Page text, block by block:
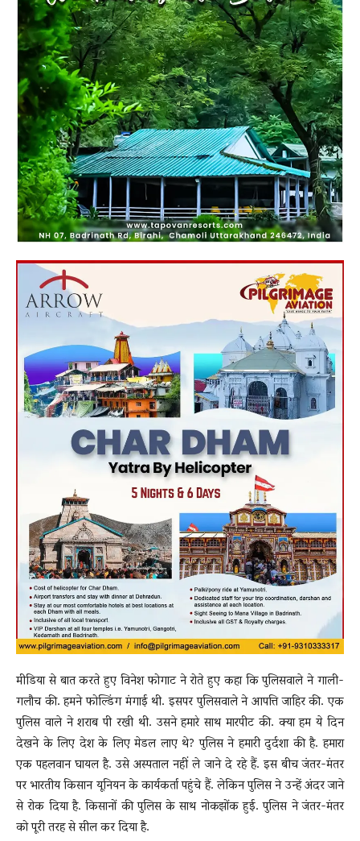
मीडिया से बात करते हुए विनेश फोगाट ने रोते हुए कहा कि पुलिसवाले ने गाली-
गलौच की. हमने फोल्डिंग मंगाई थी. इसपर पुलिसवाले ने आपत्ति जाहिर की. एक
पुलिस वाले ने शराब पी रखी थी. उसने हमारे साथ मारपीट की. क्या हम ये दिन
देखने के लिए देश के लिए मेडल लाए थे? पुलिस ने हमारी दुर्दशा की है. हमारा
एक पहलवान घायल है. उसे अस्पताल नहीं ले जाने दे रहे हैं. इस बीच जंतर-मंतर
पर भारतीय किसान यूनियन के कार्यकर्ता पहुंचे हैं. लेकिन पुलिस ने उन्हें अंदर जाने
से रोक दिया है. किसानों की पुलिस के साथ नोकझोंक हुई. पुलिस ने जंतर-मंतर
को पूरी तरह से सील कर दिया है.